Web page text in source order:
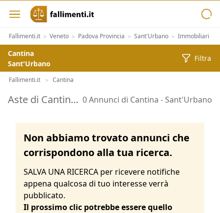
Fallimenti.it > Veneto > Padova Provincia > Sant'Urbano > Immobiliari
Cantina
Sant'Urbano
Filtra
Fallimenti.it > Cantina
Aste di Cantina Sant'Urbano 0 Annunci di Cantina - Sant'Urbano
Non abbiamo trovato annunci che
corrispondono alla tua ricerca.
SALVA UNA RICERCA per ricevere notifiche
appena qualcosa di tuo interesse verrà
pubblicato.
Il prossimo clic potrebbe essere quello